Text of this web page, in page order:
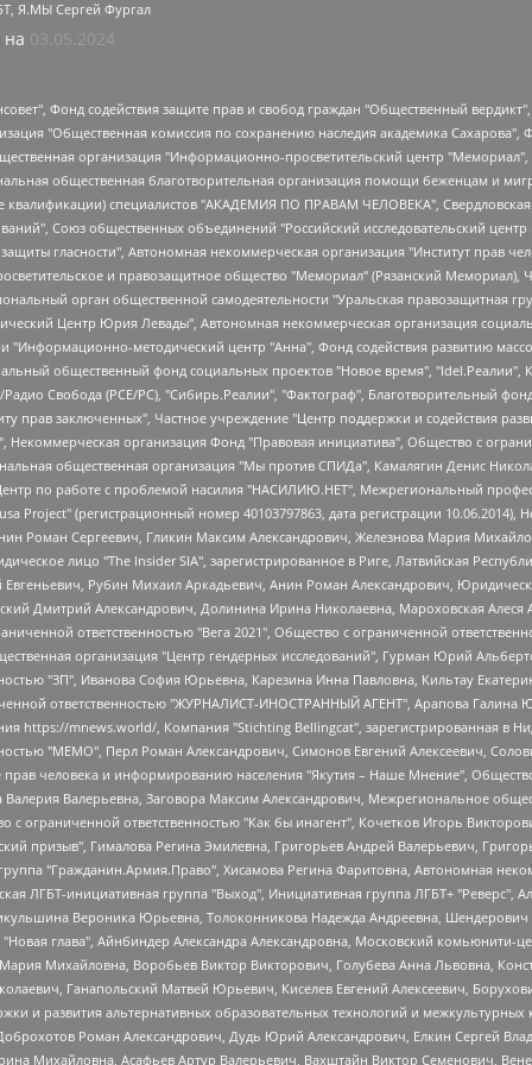
Я.МЫ Сергей Фургал
03.05.2024
профессиональный союз работников здравоохранения "Альянс врачей", Юридическое лицо, зарегистрированное в Латвийской Республике, SIA "Medusa Project" (регистрационный номер 40103797863, дата регистрации 10.06.2014), Некоммерческая организация "Фонд по борьбе с коррупцией", Автономная некоммерческая организация "Институт права и публичной политики", Баданин Роман Сергеевич, Гликин Максим Александрович, Железнова Мария Михайловна, Лукьянова Юлия Сергеевна, Маетная Елизавета Витальевна, Маняхин Петр Борисович, Чуракова Ольга Владимировна, Ярош Юлия Петровна, Юридическое лицо "The Insider SIA", зарегистрированное в Риге, Латвийская Республика (дата регистрации 26.06.2015), являющееся администратором доменного имени интернет-издания "The Insider SIA", https://theins.ru, Постернак Алексей Евгеньевич, Рубин Михаил Аркадьевич, Анин Роман Александрович, Юридическое лицо Istories fonds, зарегистрированное в Латвийской Республике (регистрационный номер 50008295751, дата регистрации 24.02.2020), Великовский Дмитрий Александрович, Долинина Ирина Николаевна, Мароховская Алеся Алексеевна, Шлейнов Роман Юрьевич, Шмагун Олеся Валентиновна, Общество с ограниченной ответственностью "Альтаир 2021", Общество с ограниченной ответственностью "Вега 2021", Общество с ограниченной ответственностью "Главный редактор 2021", Общество с ограниченной ответственностью "Ромашки монолит", Важенков Артем Валерьевич, Ивановская областная общественная организация "Центр гендерных исследований", Гурман Юрий Альбертович, Медиапроект "ОВД-Инфо", Егоров Владимир Владимирович, Жилинский Владимир Александрович, Общество с ограниченной ответственностью "ЗП", Иванова София Юрьевна, Карезина Инна Павловна, Кильтау Екатерина Викторовна, Петров Алексей Викторович, Пискунов Сергей Евгеньевич, Смирнов Сергей Сергеевич, Тихонов Михаил Сергеевич, Общество с ограниченной ответственностью "ЖУРНАЛИСТ-ИНОСТРАННЫЙ АГЕНТ", Арапова Галина Юрьевна, Вольтская Татьяна Анатольевна, Американская компания "Mason G.E.S. Anonymous Foundation" (США), являющаяся владельцем интернет-издания https://mnews.world/, Компания "Stichting Bellingcat", зарегистрированная в Нидерландах (дата регистрации 11.07.2018), Захаров Андрей Вячеславович, Клепиковская Екатерина Дмитриевна, Общество с ограниченной ответственностью "МЕМО", Перл Роман Александрович, Симонов Евгений Алексеевич, Соловьева Елена Анатольевна, Сотников Даниил Владимирович, Сурначева Елизавета Дмитриевна, Автономная некоммерческая организация по защите прав человека и информированию населения "Якутия – Наше Мнение", Общество с ограниченной ответственностью "Москоу диджитал медиа", с 26.01.2023 Общество с ограниченной ответственностью "Чайка Белые сады", Ветошкина Валерия Валерьевна, Заговора Максим Александрович, Межрегиональное общественное движение "Российская ЛГБТ - сеть", Оленичев Максим Владимирович, Павлов Иван Юрьевич, Скворцова Елена Сергеевна, Общество с ограниченной ответственностью "Как бы инагент", Кочетков Игорь Викторович, Общество с ограниченной ответственностью "Честные выборы", Еланчик Олег Александрович, Общество с ограниченной ответственностью "Нобелевский призыв", Гималова Регина Эмилевна, Григорьев Андрей Валерьевич, Григорьева Алина Александровна, Ассоциация по содействию защите прав призывников, альтернативнослужащих и военнослужащих "Правозащитная группа "Гражданин.Армия.Право", Хисамова Регина Фаритовна,